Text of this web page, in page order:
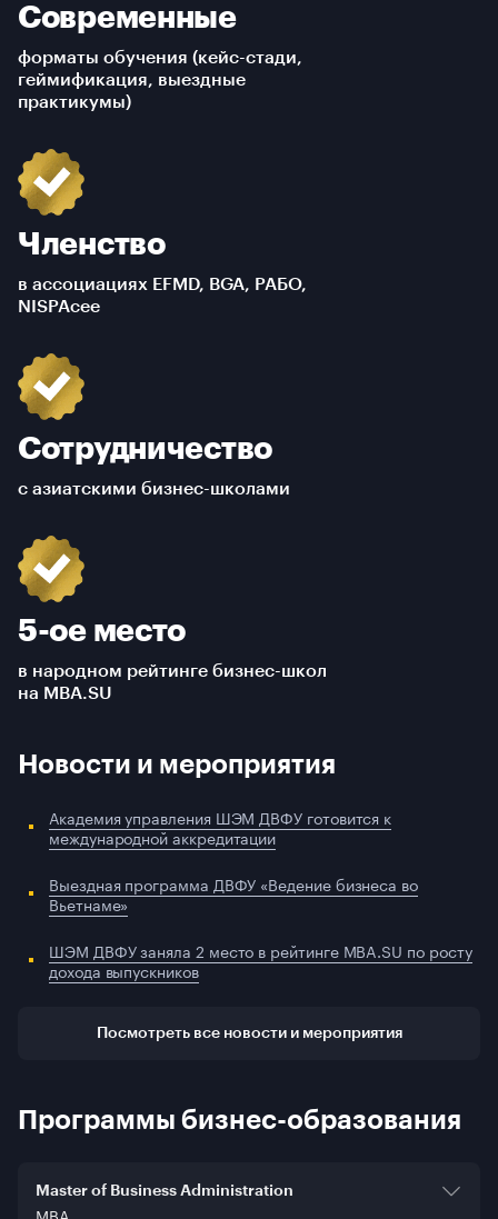
Современные
форматы обучения (кейс-стади,
геймификация, выездные
практикумы)
Членство
в ассоциациях EFMD, BGA, РАБО,
NISPAcee
Сотрудничество
с азиатскими бизнес-школами
5-ое место
в народном рейтинге бизнес-школ
на MBA.SU
Новости и мероприятия
Академия управления ШЭМ ДВФУ готовится к
международной аккредитации
Выездная программа ДВФУ «Ведение бизнеса во
Вьетнаме»
ШЭМ ДВФУ заняла 2 место в рейтинге MBA.SU по росту
дохода выпускников
Посмотреть все новости и мероприятия
Программы бизнес-образования
Master of Business Administration